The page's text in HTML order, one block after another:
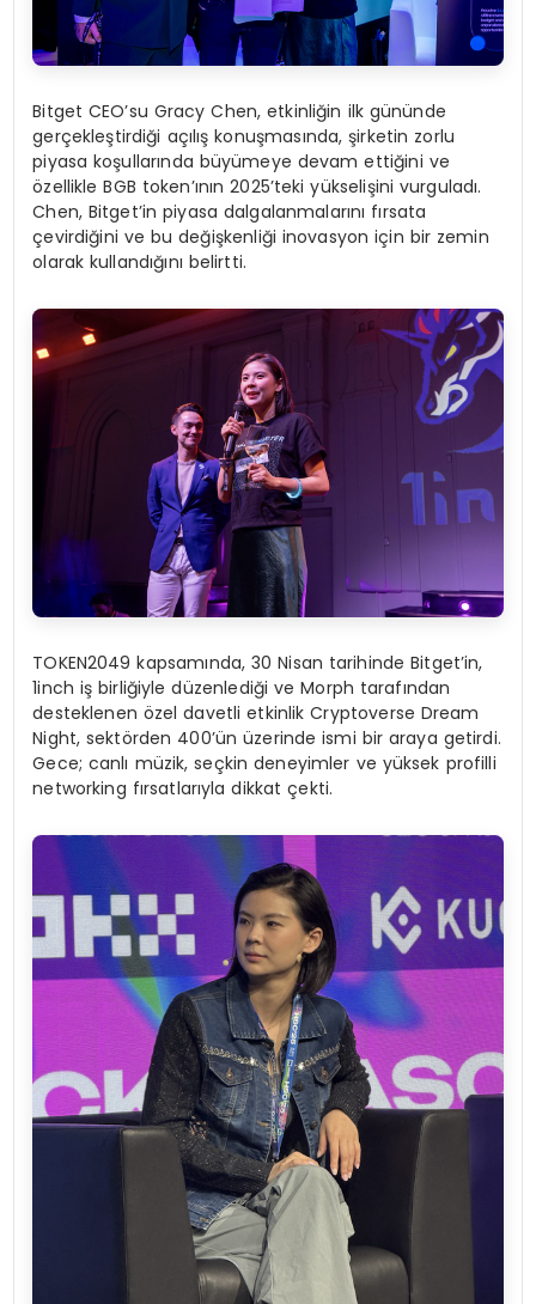
Bitget CEO’su Gracy Chen, etkinliğin ilk gününde
gerçekleştirdiği açılış konuşmasında, şirketin zorlu
piyasa koşullarında büyümeye devam ettiğini ve
özellikle BGB token’ının 2025’teki yükselişini vurguladı.
Chen, Bitget’in piyasa dalgalanmalarını fırsata
çevirdiğini ve bu değişkenliği inovasyon için bir zemin
olarak kullandığını belirtti.
TOKEN2049 kapsamında, 30 Nisan tarihinde Bitget’in,
1inch iş birliğiyle düzenlediği ve Morph tarafından
desteklenen özel davetli etkinlik Cryptoverse Dream
Night, sektörden 400’ün üzerinde ismi bir araya getirdi.
Gece; canlı müzik, seçkin deneyimler ve yüksek profilli
networking fırsatlarıyla dikkat çekti.